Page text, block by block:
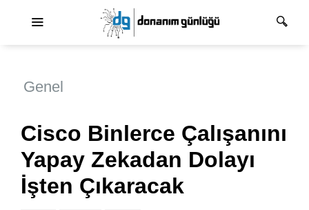
Genel
Cisco Binlerce Çalışanını
Yapay Zekadan Dolayı
İşten Çıkaracak